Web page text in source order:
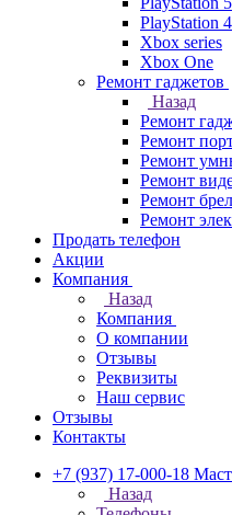
PlayStation 4
Xbox series
Xbox One
Ремонт гаджетов
Назад
Ремонт
Ремонт
Ремонт
Ремонт
Ремонт
Ремонт
Продать телефон
Акции
Компания
Назад
Компания
О компании
Отзывы
Реквизиты
Наш сервис
Отзывы
Контакты
+7 (937) 17-000-18
Назад